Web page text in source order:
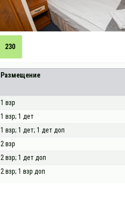
230
Размещение
1 взр
1 взр; 1 дет
1 взр; 1 дет; 1 дет доп
2 взр
2 взр; 1 дет доп
2 взр; 1 взр доп